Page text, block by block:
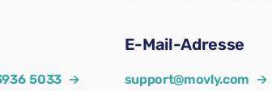
5033 →
E-Mail-Adresse
support@movly.com →